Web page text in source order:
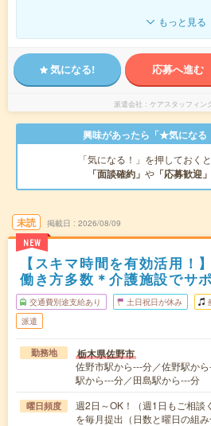
もっと見る
気になる! 応募へ進む
派遣会社 ケアスタッフィン
興味があったら「★気になる
「気になる！」を押しておく
「面談確約」 や 「応募歓迎」
未読
NEW
掲載日 2026/08/09
【スキマ時間を有効活用！
働き方多数＊介護施設でサ
交通費別途支給あり 土日祝日が休み
派遣
勤務地 栃木県佐野市
佐野市駅から---分／佐野駅か
駅から---分／田島駅から---分
曜日頻度
週2日～OK！（週1日もご相談
を毎月提出（日数と曜日の組み